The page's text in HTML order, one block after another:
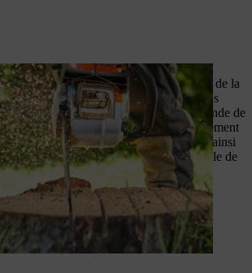
bêche et enfoncez-la à environ 30 cm de la
pour enlever le gazon que vous
déchet de jardin. Tracez ainsi une bande de
autour de la souche. Soulevez complètement
avec la bêche. Le fond de la tranchée ainsi
que possible. Pour cela, il est préférable de
de la souche.